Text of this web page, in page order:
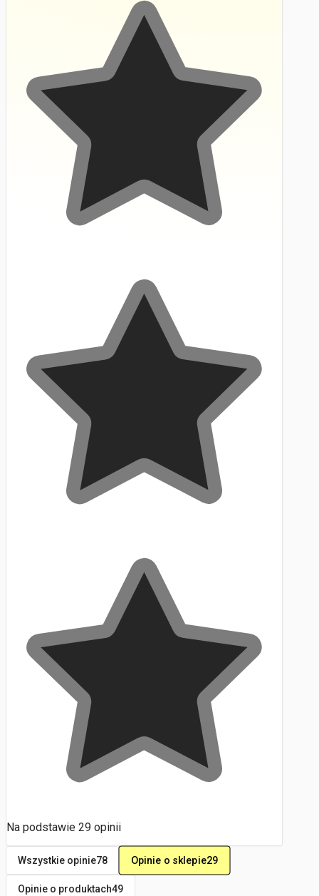
Na podstawie 29 opinii
Wszystkie opinie78 Opinie o sklepie29
Opinie o produktach49